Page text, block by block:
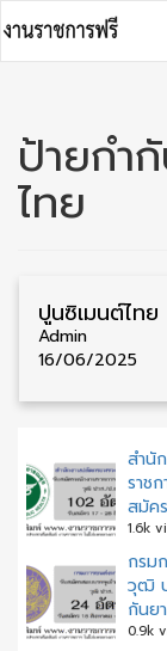
to
content
ป้ายกำ
ไทย
Admin
16/06/2025
สำนั
ราช
สมัค
1.6k
กรม
วุฒิ
กันย
0.9k